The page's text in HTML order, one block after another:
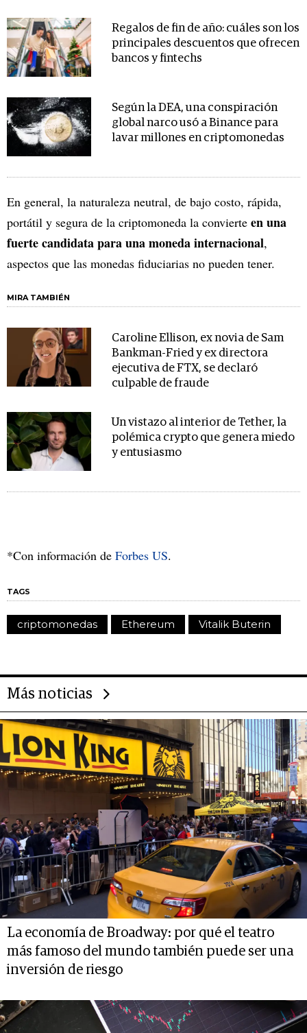
Regalos de fin de año: cuáles son los
principales descuentos que ofrecen
bancos y fintechs
Según la DEA, una conspiración
global narco usó a Binance para
lavar millones en criptomonedas
En general, la naturaleza neutral, de bajo costo, rápida,
portátil y segura de la criptomoneda la convierte en una
fuerte candidata para una moneda internacional,
aspectos que las monedas fiduciarias no pueden tener.
MIRA TAMBIÉN
Caroline Ellison, ex novia de Sam
Bankman-Fried y ex directora
ejecutiva de FTX, se declaró
culpable de fraude
Un vistazo al interior de Tether, la
polémica crypto que genera miedo
y entusiasmo
*Con información de Forbes US.
TAGS
criptomonedas Ethereum Vitalik Buterin
Más noticias
La economía de Broadway: por qué el teatro
más famoso del mundo también puede ser una
inversión de riesgo